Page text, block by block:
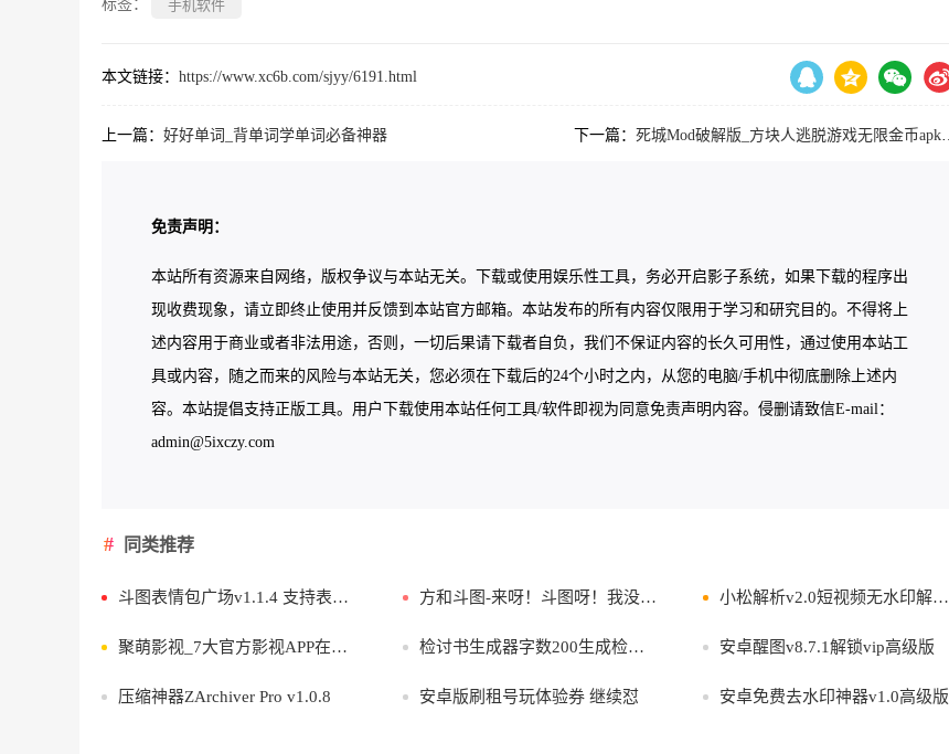
标签： 手机软件
本文链接： https://www.xc6b.com/sjyy/6191.html
上一篇： 好好单词_背单词学单词必备神器 下一篇：死城Mod破解版_方块人逃脱游戏无限金币apk改版
免责声明：
本站所有资源来自网络，版权争议与本站无关。下载或使用娱乐性工具，务必开启影子系统，如果下载的程序出
现收费现象，请立即终止使用并反馈到本站官方邮箱。本站发布的所有内容仅限用于学习和研究目的。不得将上
述内容用于商业或者非法用途，否则，一切后果请下载者自负，我们不保证内容的长久可用性，通过使用本站工
具或内容，随之而来的风险与本站无关，您必须在下载后的24个小时之内，从您的电脑/手机中彻底删除上述内
容。本站提倡支持正版工具。用户下载使用本站任何工具/软件即视为同意免责声明内容。侵删请致信E-mail：
admin@5ixczy.com
同类推荐
斗图表情包广场v1.1.4 支持表情包制作 方和斗图-来呀！斗图呀！我没在怕的 小松解析v2.0短视频无水印解析下载
聚萌影视_7大官方影视APP在线看 检讨书生成器字数200生成检讨书 安卓醒图v8.7.1解锁vip高级版
压缩神器ZArchiver Pro v1.0.8 安卓版刷租号玩体验券 继续怼 安卓免费去水印神器v1.0高级版